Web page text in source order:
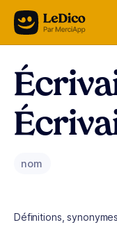
Aller au contenu
nom
Définitions,